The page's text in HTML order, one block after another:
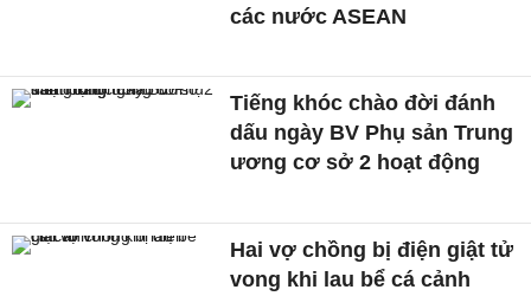
các nước ASEAN
Tiếng khóc chào đời đánh
dấu ngày BV Phụ sản Trung
ương cơ sở 2 hoạt động
Hai vợ chồng bị điện giật tử
vong khi lau bể cá cảnh